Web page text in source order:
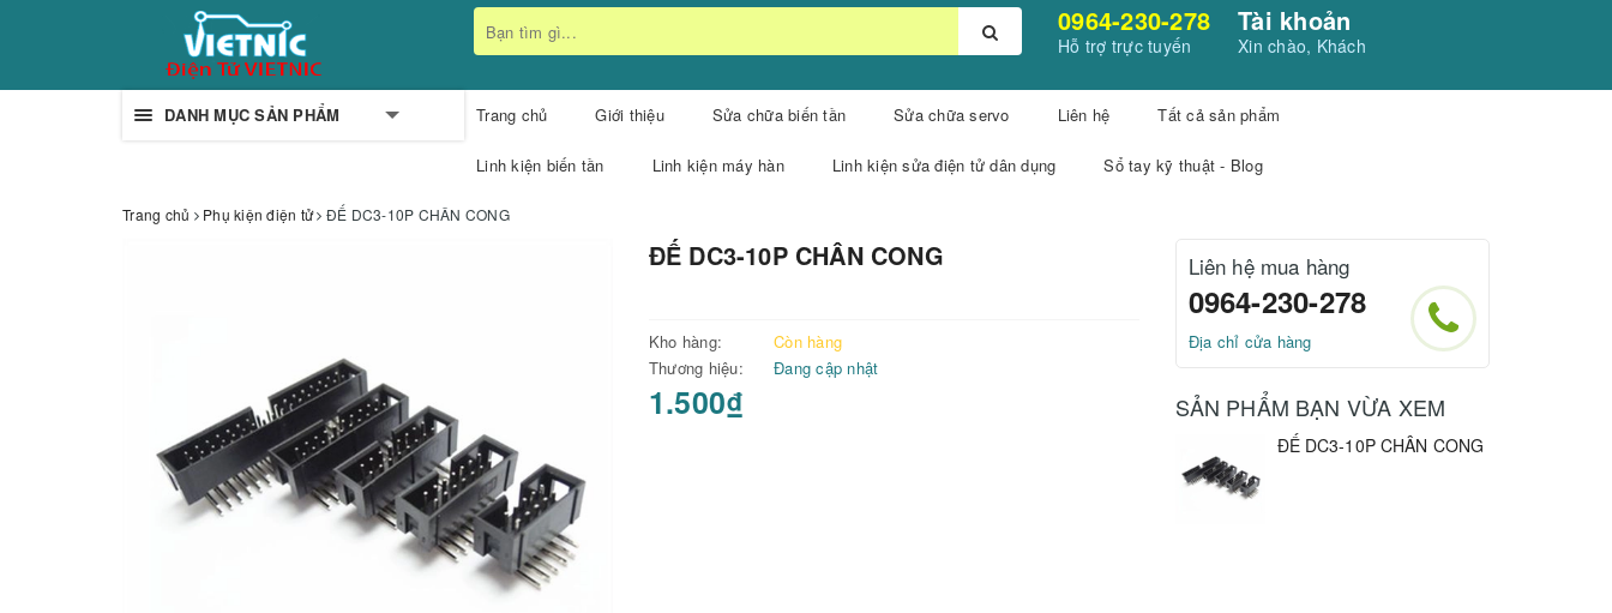
0964-230-278
Hỗ trợ trực tuyến
Tài khoản
Xin chào, Khách
DANH MỤC SẢN PHẨM Trang chủ Giới thiệu Sửa chữa biến tần Sửa chữa servo Liên hệ Tất cả sản phẩm
Linh kiện biến tần Linh kiện máy hàn Linh kiện sửa điện tử dân dụng Sổ tay kỹ thuật - Blog
Trang chủ Phụ kiện điện tử ĐẾ DC3-10P CHÂN CONG
ĐẾ DC3-10P CHÂN CONG
Kho hàng:
Còn hàng
Thương hiệu:
Đang cập nhật
1.500₫
Liên hệ mua hàng
0964-230-278
Địa chỉ cửa hàng
SẢN PHẨM BẠN VỪA XEM
ĐẾ DC3-10P CHÂN CONG